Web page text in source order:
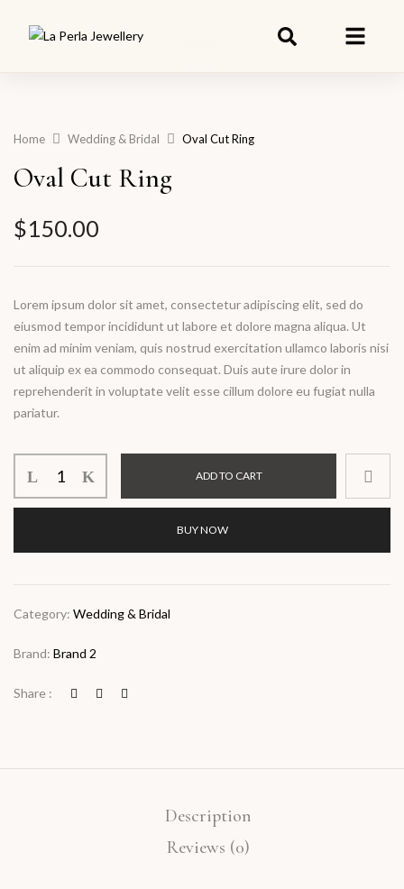
Home Wedding & Bridal Oval Cut Ring
Oval Cut Ring
$150.00
Lorem ipsum dolor sit amet, consectetur adipiscing elit, sed do
eiusmod tempor incididunt ut labore et dolore magna aliqua. Ut
enim ad minim veniam, quis nostrud exercitation ullamco laboris nisi
ut aliquip ex ea commodo consequat. Duis aute irure dolor in
reprehenderit in voluptate velit esse cillum dolore eu fugiat nulla
pariatur.
ADD TO CART
BUY NOW
Category: Wedding & Bridal
Brand: Brand 2
Share :
Description
Reviews (0)